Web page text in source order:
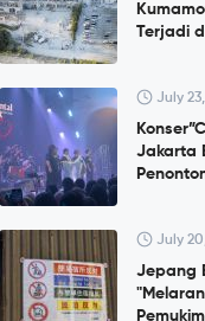
Terjadi
July
Jakarta
July
Jepang